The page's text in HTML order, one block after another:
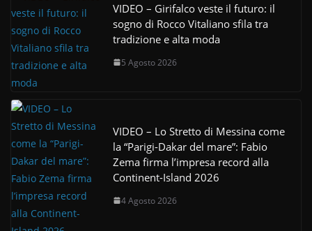
VIDEO – Girifalco veste il futuro: il
sogno di Rocco Vitaliano sfila tra
tradizione e alta moda
5 Agosto 2026
VIDEO – Lo Stretto di Messina come
la “Parigi-Dakar del mare”: Fabio
Zema firma l’impresa record alla
Continent-Island 2026
4 Agosto 2026